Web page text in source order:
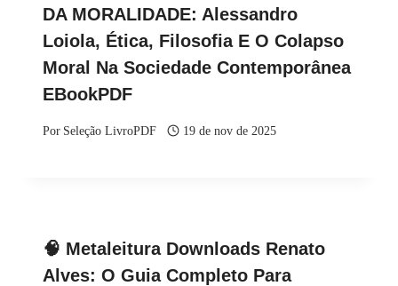
DA MORALIDADE: Alessandro
Loiola, Ética, Filosofia E O Colapso
Moral Na Sociedade Contemporânea
EBookPDF
Por Seleção LivroPDF 19 de nov de 2025
🧠 Metaleitura Downloads Renato
Alves: O Guia Completo Para